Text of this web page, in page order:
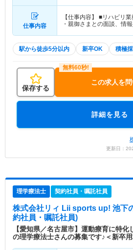
仕事内容
【仕事内容】 ■リハビリ
・親御さまとの面談、情
駅から徒歩5分以内 新卒OK 積極
保存する
この求人を
詳細を見る
更新日：
理学療法士 契約社員・嘱託社員
株式会社リィ Lii sports up! 池下
約社員・嘱託社員)
【愛知県／名古屋市】運動療育に特
の理学療法士さんの募集です♪＜新卒用